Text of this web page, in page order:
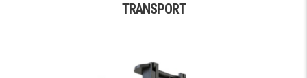
TRANSPORT